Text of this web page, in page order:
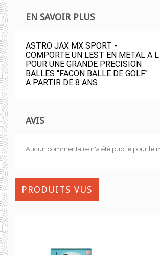
EN SAVOIR PLUS
ASTRO JAX MX SPORT -
COMPORTE UN LEST EN METAL A
POUR UNE GRANDE PRECISION
BALLES "FACON BALLE DE GOLF"
A PARTIR DE 8 ANS
AVIS
Aucun commentaire n'a été publié pour le
PRODUITS VUS